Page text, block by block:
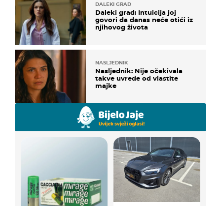
DALEKI GRAD
Daleki grad: Intuicija joj
govori da danas neće otići iz
njihovog života
NASLJEDNIK
Nasljednik: Nije očekivala
takve uvrede od vlastite
majke